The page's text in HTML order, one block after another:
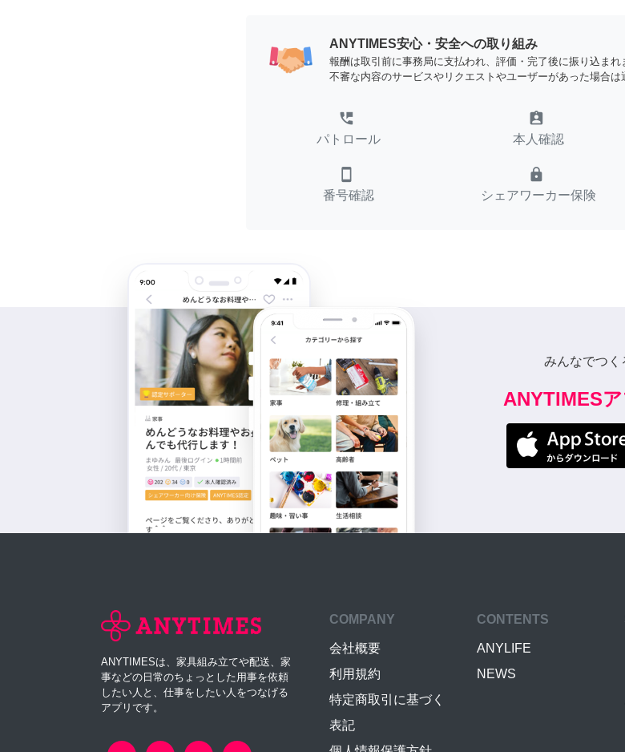
ANYTIMES安心・安全への取り組み
報酬は取引前に事務局に支払われ、評価・完了後に振り込ま
不審な内容のサービスやリクエストやユーザーがあった場合は
perm_phone_msg
パトロール
assignment_ind
本人確認
smartphone
番号確認
lock
シェアワーカー保険
みんなでつく
ANYTIMES
ANYTIMESは、家具組み立てや配送、家
事などの日常のちょっとした用事を依頼
したい人と、仕事をしたい人をつなげる
アプリです。
COMPANY
会社概要
利用規約
特定商取引に基づく
表記
CONTENTS
ANYLIFE
NEWS